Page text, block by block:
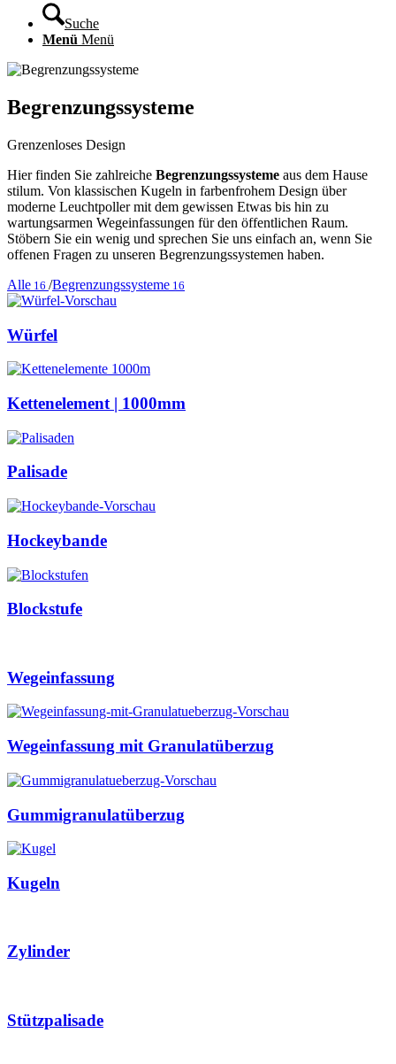
Suche
Menü Menü
Begrenzungssysteme
Grenzenloses Design
Hier finden Sie zahlreiche Begrenzungssysteme aus dem Hause
stilum. Von klassischen Kugeln in farbenfrohem Design über
moderne Leuchtpoller mit dem gewissen Etwas bis hin zu
wartungsarmen Wegeinfassungen für den öffentlichen Raum.
Stöbern Sie ein wenig und sprechen Sie uns einfach an, wenn Sie
offenen Fragen zu unseren Begrenzungssystemen haben.
Alle 16 /Begrenzungssysteme 16
Würfel
Kettenelement | 1000mm
Palisade
Hockeybande
Blockstufe
Wegeinfassung
Wegeinfassung mit Granulatüberzug
Gummigranulatüberzug
Kugeln
Zylinder
Stützpalisade